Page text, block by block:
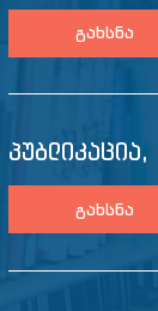
გახსნა
გახსნა